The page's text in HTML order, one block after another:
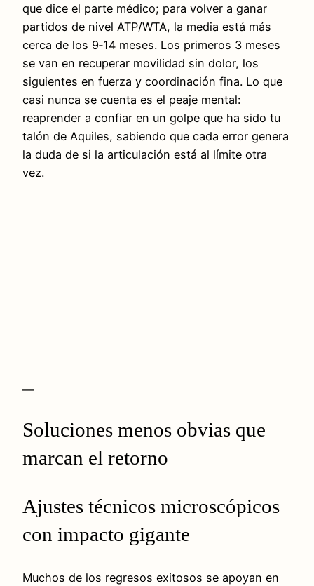
que dice el parte médico; para volver a ganar
partidos de nivel ATP/WTA, la media está más
cerca de los 9‑14 meses. Los primeros 3 meses
se van en recuperar movilidad sin dolor, los
siguientes en fuerza y coordinación fina. Lo que
casi nunca se cuenta es el peaje mental:
reaprender a confiar en un golpe que ha sido tu
talón de Aquiles, sabiendo que cada error genera
la duda de si la articulación está al límite otra
vez.
—
Soluciones menos obvias que
marcan el retorno
Ajustes técnicos microscópicos
con impacto gigante
Muchos de los regresos exitosos se apoyan en